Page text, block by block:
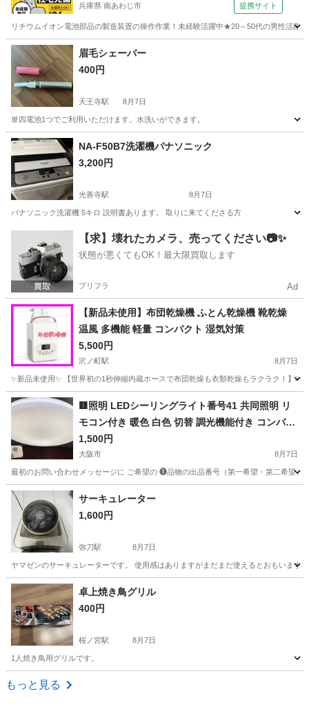
兵庫県 南あわじ市 提携サイト
リチウムイオン電池部品の製造装置の操作作業！未経験活躍中★20～50代の男性活
兵庫 南あわじ市眉毛シェーバー
400円
天王寺駅 8月7日
単四電池1つでご利用いただけます。水洗いができます。
大阪 大阪市 美容家電
NA-F50B7洗濯機パナソニック
3,200円
光善寺駅 8月7日
パナソニック洗濯機 5キロ 説明書あります。 取りに来てくださる方
光善寺駅 生活家電
【求】壊れたカメラ、売ってください📷✨
状態が悪くてもOK！最大限買取します
プリフラ Ad
【新品未使用】布団乾燥機 ふとん乾燥機 靴乾燥
温風 多機能 軽量 コンパクト 湿気対策
5,500円
沢ノ町駅 8月7日
✨新品未使用✨ 【世界初の1秒伸縮内蔵ホースで布団乾燥も衣類乾燥もラクラク！】
大阪 大阪市 沢ノ町駅 生活家電 布団乾燥機
🟨照明 LEDシーリングライト番号41 共同照明 リ
モコン付き 暖色 白色 切替 調光機能付き コンパク
トタイプ
1,500円
大阪市 8月7日
最初のお問い合わせメッセージに ご希望の ❶品物の出品番号（第一希望・第二希望
大阪 大阪市 家電 シーリングライト
サーキュレーター
1,600円
弥刀駅 8月7日
ヤマゼンのサーキュレーターです。 使用感はありますがまだまだ使えるとおもいます
大阪 東大阪市 弥刀駅 季節、空調家電
卓上焼き鳥グリル
400円
桜ノ宮駅 8月7日
1人焼き鳥用グリルです。
大阪 大阪市
もっと見る